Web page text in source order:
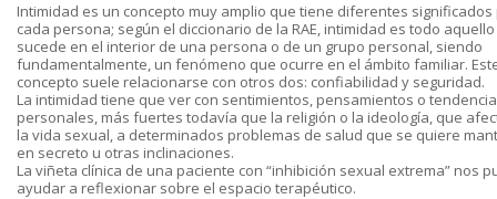
Intimidad es un concepto muy amplio que tiene diferentes significados
cada persona; según el diccionario de la RAE, intimidad es todo
sucede en el interior de una persona o de un grupo personal, siendo
fundamentalmente, un fenómeno que ocurre en el ámbito familiar.
concepto suele relacionarse con otros dos: confiabilidad y seguridad.
La intimidad tiene que ver con sentimientos, pensamientos o
personales, más fuertes todavía que la religión o la ideología, que
la vida sexual, a determinados problemas de salud que se quiere
en secreto u otras inclinaciones.
La viñeta clínica de una paciente con “inhibición sexual extrema” nos
ayudar a reflexionar sobre el espacio terapéutico.